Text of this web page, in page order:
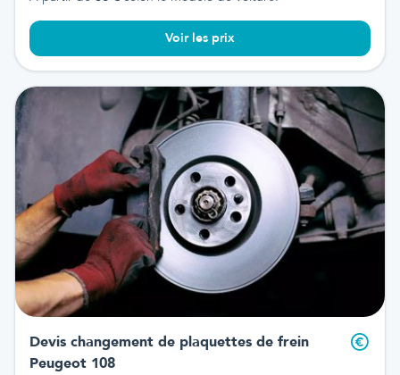
Voir les prix
Devis changement de plaquettes de frein
Peugeot 108